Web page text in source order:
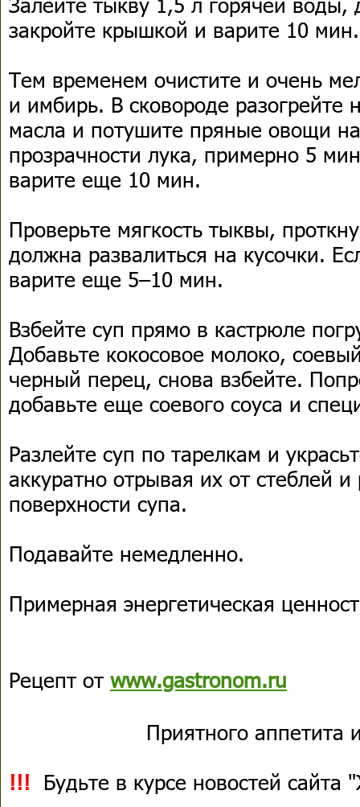
закройте крышкой и варите 10 мин.
Тем временем очистите и очень
и имбирь. В сковороде разогрейте
масла и потушите пряные овощи
прозрачности лука, примерно 5
варите еще 10 мин.
Проверьте мягкость тыквы,
должна развалиться на кусочки.
варите еще 5–10 мин.
Взбейте суп прямо в кастрюле
Добавьте кокосовое молоко,
черный перец, снова взбейте.
добавьте еще соевого соуса и
Разлейте суп по тарелкам и
аккуратно отрывая их от стеблей
поверхности супа.
Подавайте немедленно.
Примерная энергетическая
Рецепт от www.gastronom.ru
Приятного аппетита
!!! Будьте в курсе новостей